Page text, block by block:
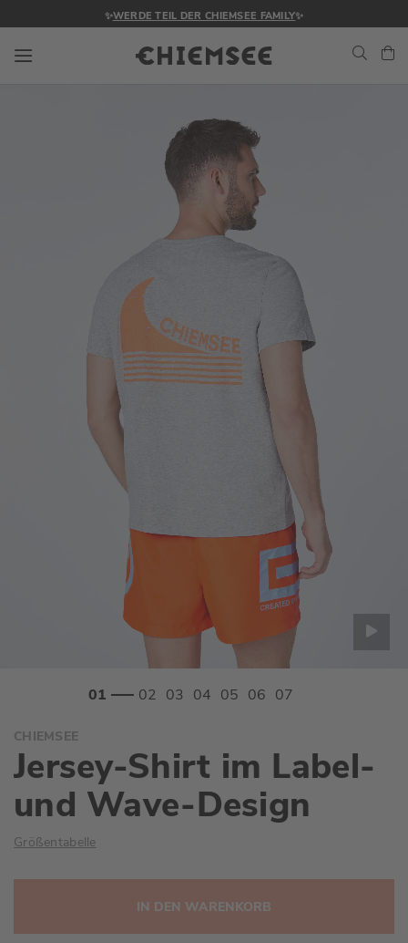
✨WERDE TEIL DER CHIEMSEE FAMILY✨
Anfang
der
Bildgalerie
CHIEMSEE
Jersey-Shirt im Label-
und Wave-Design
Größentabelle
IN DEN WARENKORB